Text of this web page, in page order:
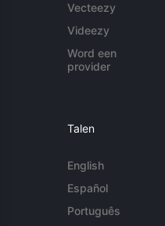
Vecteezy
Videezy
Word een
provider
Talen
English
Español
Português